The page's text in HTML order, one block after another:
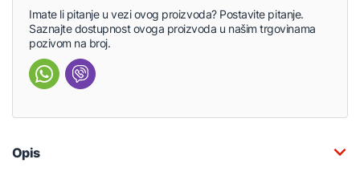
Imate li pitanje u vezi ovog proizvoda? Postavite pitanje.
Saznajte dostupnost ovoga proizvoda u našim trgovinama
pozivom na broj.
Opis